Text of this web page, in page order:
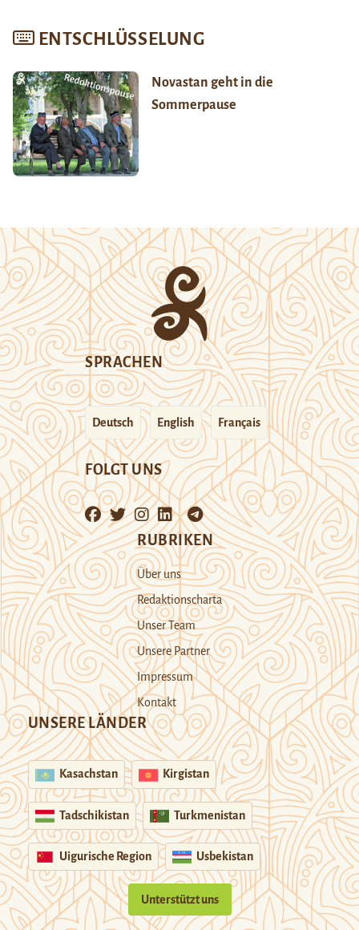
ENTSCHLÜSSELUNG
Novastan geht in die
Sommerpause
SPRACHEN
Deutsch English Français
FOLGT UNS
RUBRIKEN
Über uns
Redaktionscharta
Unser Team
Unsere Partner
Impressum
Kontakt
UNSERE LÄNDER
Kasachstan Kirgistan
Tadschikistan Turkmenistan
Uigurische Region Usbekistan
Unterstützt uns